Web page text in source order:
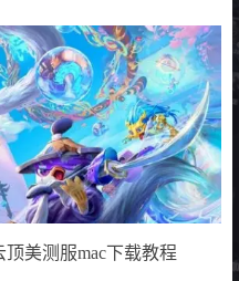
美测服mac下载教程